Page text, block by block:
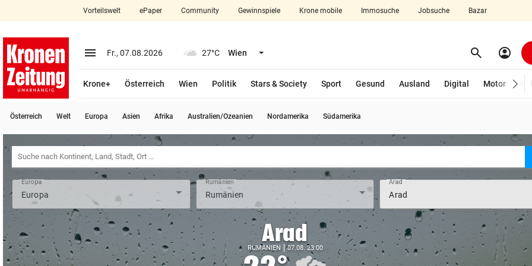
closeSchließen
account_circle Anmelden
arrow_right
bookmark Merkliste
search
Suchbegriff
eingeben
Vorteilswelt ePaper Community Gewinnspiele Krone mobile Immosuche Jobsuche Bazar
menu Menü aufklappen
Fr., 07.08.2026 27°C Wien Menü aufklappen search Suchen
account_circle
Krone+ Österreich Wien Politik Stars & Society Sport Gesund Ausland Digital Motor
Österreich Welt Europa Asien Afrika Australien/Ozeanien Nordamerika Südamerika
Europa Rumänien Arad
Arad
RUMÄNIEN 07.08. 23:00